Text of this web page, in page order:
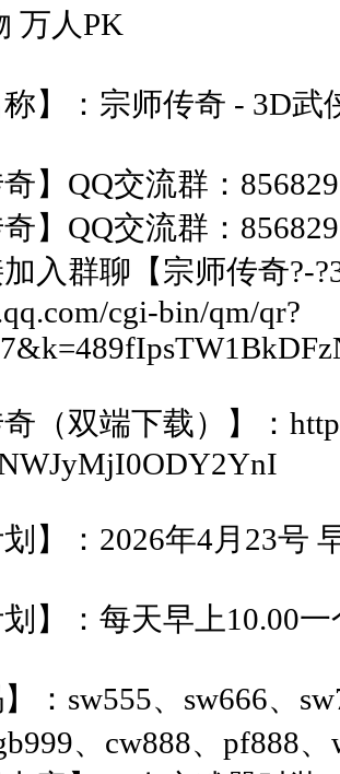
万人PK
称】：宗师传奇 - 3D
奇】QQ交流群：
奇】QQ交流群：
入群聊【宗师传奇?-
cgi-bin/qm/qr?
奇（双端下载）】：
划】：2026年4月23号
划】：每天早上10.00
】：sw555、sw666、
、cw888、pf888